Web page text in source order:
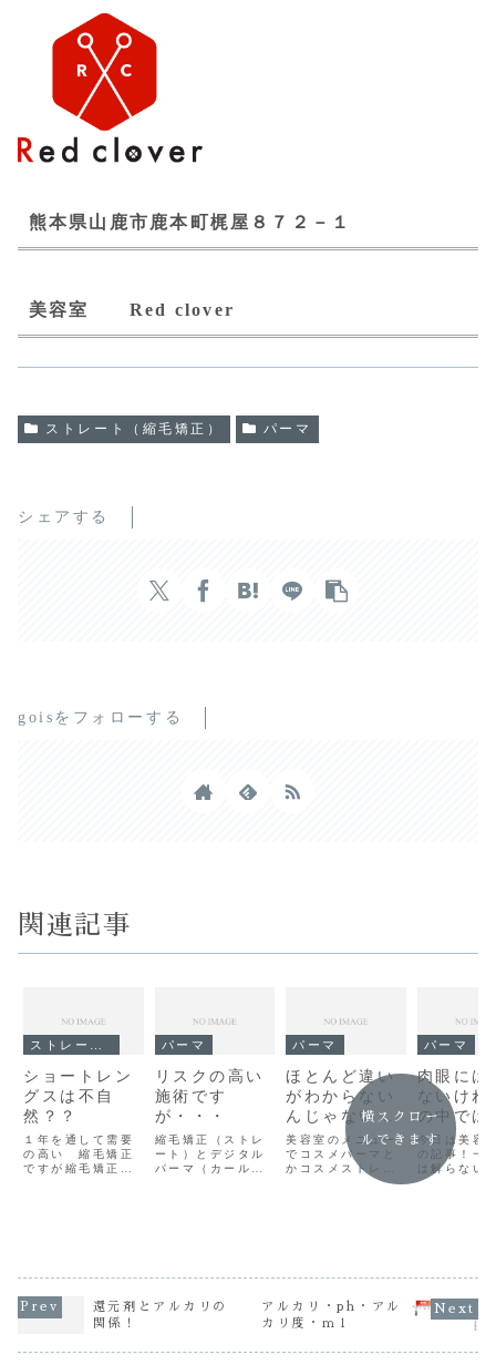
熊本県山鹿市鹿本町梶屋８７２－１
美容室 Red clover
ストレート（縮毛矯正） パーマ
シェアする
goisをフォローする
関連記事
ショートレン
グスは不自
然？？
１年を通して需要
の高い 縮毛矯正
ですが縮毛矯正
ングスでストレー
トの方が多いでし
ょう長いのが好き
パーマ
リスクの高い
施術です
が・・・
縮毛矯正（ストレ
ート）とデジタル
パーマ（カール）
ばれてるいいとこ
取りなメニューで
パーマ
ほとんど違い
がわからない
んじゃないで
すか？
美容室のメニュー
でコスメパーマと
かコスメストレー
ト（縮毛矯正）な
粧品登録だから優
しい・傷まない」
とか言われて進め
る...
パーマ
肉眼には
ないけれ
の中では
今日は美容
の記事！一
は解らない
はスル～お
とまったく
別な新しい
て訳じゃあ
し...
横スクロー
ルできます
還元剤とアルカリの
関係！
アルカリ・ph・アル
カリ度・ｍｌ